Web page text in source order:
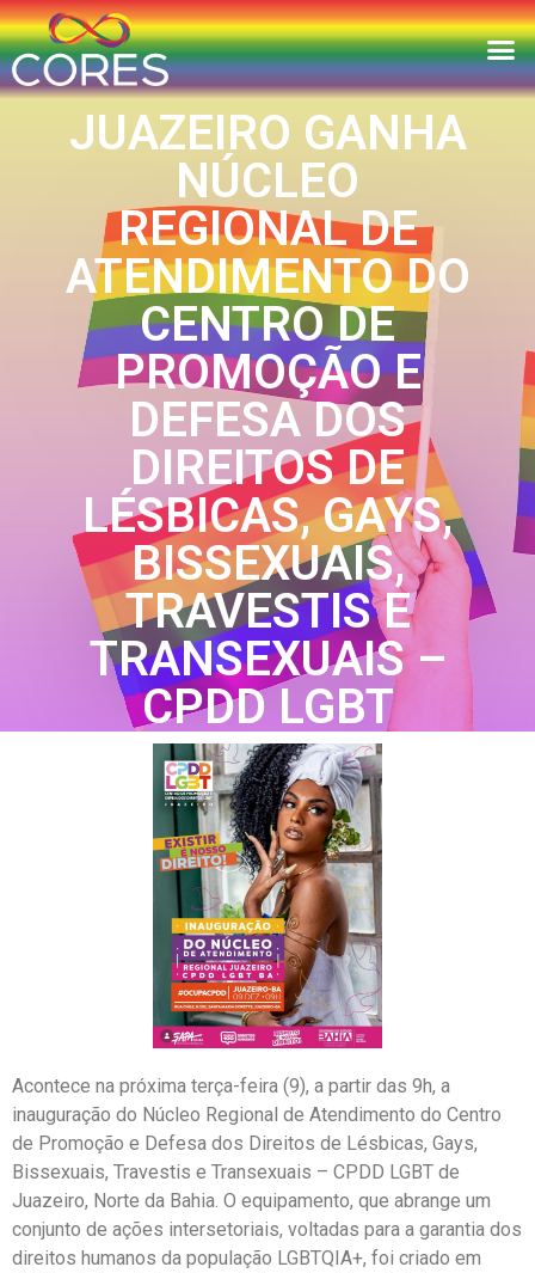
JUAZEIRO GANHA
NÚCLEO
REGIONAL DE
ATENDIMENTO DO
CENTRO DE
PROMOÇÃO E
DEFESA DOS
DIREITOS DE
LÉSBICAS, GAYS,
BISSEXUAIS,
TRAVESTIS E
TRANSEXUAIS –
CPDD LGBT
Acontece na próxima terça-feira (9), a partir das 9h, a
inauguração do Núcleo Regional de Atendimento do Centro
de Promoção e Defesa dos Direitos de Lésbicas, Gays,
Bissexuais, Travestis e Transexuais – CPDD LGBT de
Juazeiro, Norte da Bahia. O equipamento, que abrange um
conjunto de ações intersetoriais, voltadas para a garantia dos
direitos humanos da população LGBTQIA+, foi criado em